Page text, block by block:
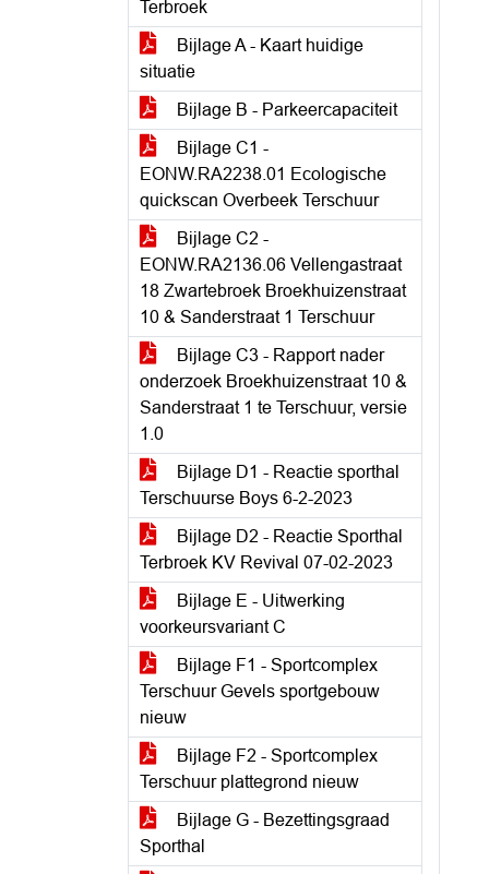
Terbroek
Bijlage A - Kaart huidige
situatie
Bijlage B - Parkeercapaciteit
Bijlage C1 -
EONW.RA2238.01 Ecologische
quickscan Overbeek Terschuur
Bijlage C2 -
EONW.RA2136.06 Vellengastraat
18 Zwartebroek Broekhuizenstraat
10 & Sanderstraat 1 Terschuur
Bijlage C3 - Rapport nader
onderzoek Broekhuizenstraat 10 &
Sanderstraat 1 te Terschuur, versie
1.0
Bijlage D1 - Reactie sporthal
Terschuurse Boys 6-2-2023
Bijlage D2 - Reactie Sporthal
Terbroek KV Revival 07-02-2023
Bijlage E - Uitwerking
voorkeursvariant C
Bijlage F1 - Sportcomplex
Terschuur Gevels sportgebouw
nieuw
Bijlage F2 - Sportcomplex
Terschuur plattegrond nieuw
Bijlage G - Bezettingsgraad
Sporthal